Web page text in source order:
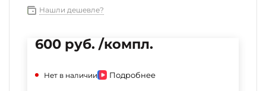
Нашли дешевле?
600 руб. /компл.
Нет в наличии Подробнее